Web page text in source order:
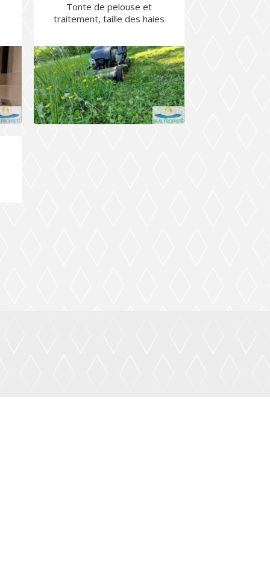
Tonte de pelouse et
traitement, taille des haies